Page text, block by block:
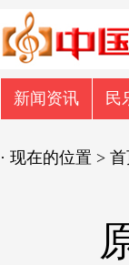
新闻资讯 民
· 现在的位置 > 首